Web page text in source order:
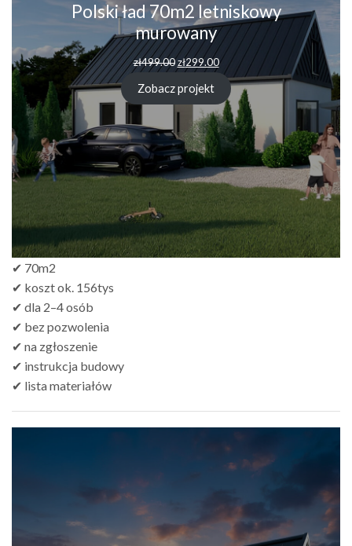
Polski ład 70m2 letniskowy
murowany
zł499.00Pierwotna
cena
wynosiła:
zł499.00.
zł299.00Aktualna
cena
wynosi:
zł299.00.
Zobacz projekt
✔ 70m2
✔ koszt ok. 156tys
✔ dla 2–4 osób
✔ bez pozwolenia
✔ na zgłoszenie
✔ instrukcja budowy
✔ lista materiałów